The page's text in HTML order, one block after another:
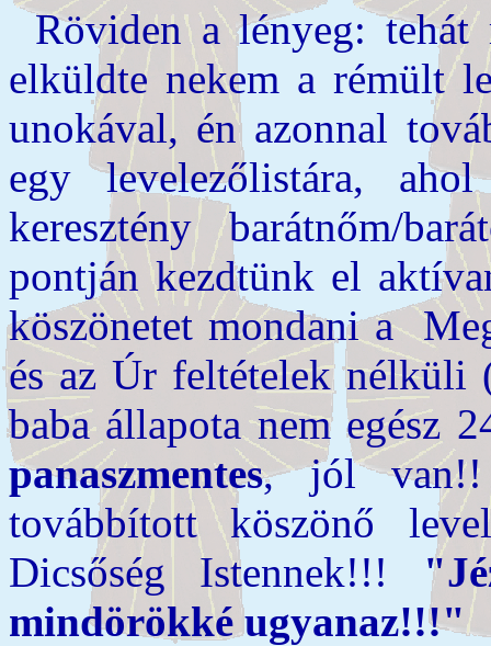
Röviden a lényeg:
elküldte nekem a rémült
unokával, én azonnal
egy levelezőlistára,
keresztény barátnőm/
pontján kezdtünk el
köszönetet mondani a
és az Úr feltételek nélküli
baba állapota nem egész
panaszmentes, jól van!!
továbbított köszönő
Dicsőség Istennek!!!
mindörökké ugyanaz!!!"